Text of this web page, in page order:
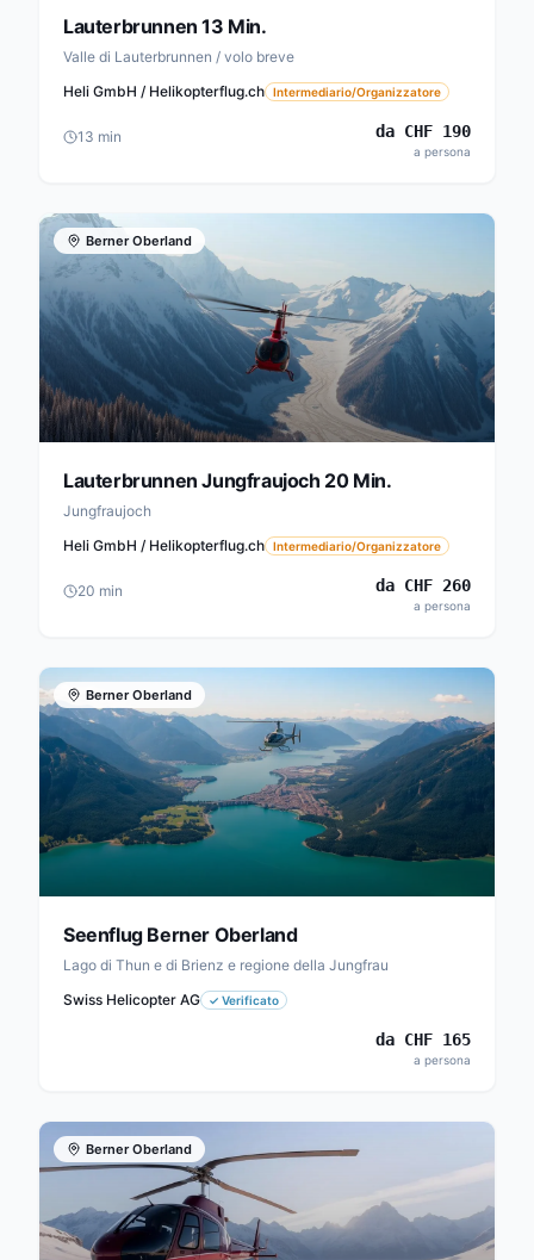
Lauterbrunnen 13 Min.
Valle di Lauterbrunnen / volo breve
Heli GmbH / Helikopterflug.ch Intermediario/Organizzatore
13 min da CHF 190
a persona
Berner Oberland
Lauterbrunnen Jungfraujoch 20 Min.
Jungfraujoch
Heli GmbH / Helikopterflug.ch Intermediario/Organizzatore
20 min da CHF 260
a persona
Berner Oberland
Seenflug Berner Oberland
Lago di Thun e di Brienz e regione della Jungfrau
Swiss Helicopter AG
✓ Verificato
da CHF 165
a persona
Berner Oberland